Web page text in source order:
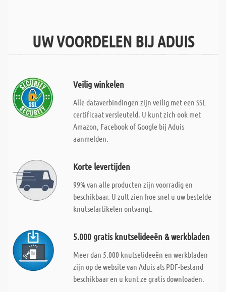
UW VOORDELEN BIJ ADUIS
Veilig winkelen
Alle dataverbindingen zijn veilig met een SSL
certificaat versleuteld. U kunt zich ook met
Amazon, Facebook of Google bij Aduis
aanmelden.
Korte levertijden
99% van alle producten zijn voorradig en
beschikbaar. U zult zien hoe snel u uw bestelde
knutselartikelen ontvangt.
5.000 gratis knutselideeën & werkbladen
Meer dan 5.000 knutselideeën en werkbladen
zijn op de website van Aduis als PDF-bestand
beschikbaar en u kunt ze gratis downloaden.